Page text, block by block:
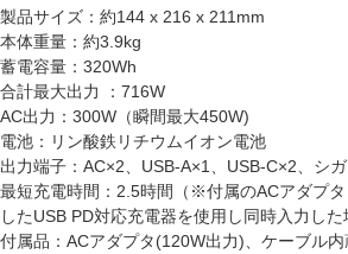
製品サイズ：約144 x 216 x 211mm
本体重量：約3.9kg
蓄電容量：320Wh
合計最大出力 ：716W
AC出力：300W（瞬間最大450W)
電池：リン酸鉄リチウムイオン電池
出力端子：AC×2、USB-A×1、USB-C×2、シ
最短充電時間：2.5時間（※付属のACアダプ
したUSB PD対応充電器を使用し同時入力した
付属品：ACアダプタ(120W出力)、ケーブル